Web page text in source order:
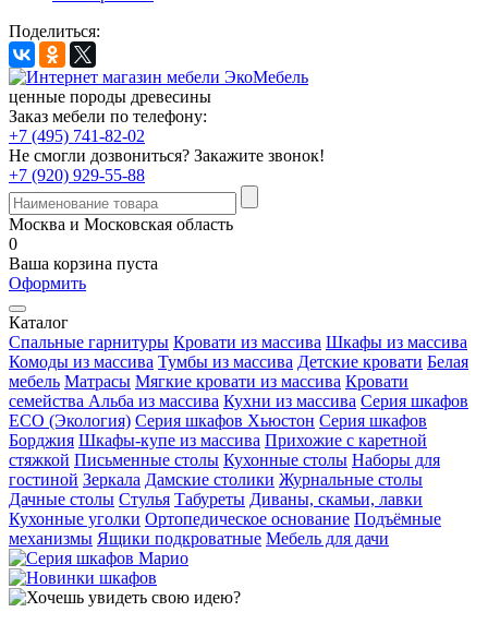
Поделиться:
ценные породы древесины
Заказ мебели по телефону:
+7 (495) 741-82-02
Не смогли дозвониться? Закажите звонок!
+7 (920) 929-55-88
Москва и Московская область
0
Ваша корзина пуста
Оформить
Каталог
Спальные гарнитуры Кровати из массива Шкафы из массива
Комоды из массива Тумбы из массива Детские кровати Белая
мебель Матрасы Мягкие кровати из массива Кровати
семейства Альба из массива Кухни из массива Серия шкафов
ECO (Экология) Серия шкафов Хьюстон Серия шкафов
Борджия Шкафы-купе из массива Прихожие с каретной
стяжкой Письменные столы Кухонные столы Наборы для
гостиной Зеркала Дамские столики Журнальные столы
Дачные столы Стулья Табуреты Диваны, скамьи, лавки
Кухонные уголки Ортопедическое основание Подъёмные
механизмы Ящики подкроватные Мебель для дачи